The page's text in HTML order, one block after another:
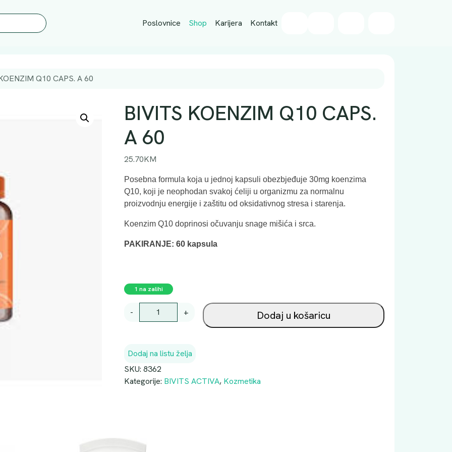
Poslovnice Shop Karijera Kontakt
Q10 CAPS. A 60
BIVITS KOENZIM Q10 CAPS.
A 60
25.70KM
Posebna formula koja u jednoj kapsuli obezbjeđuje 30mg koenzima
Q10, koji je neophodan svakoj ćeliji u organizmu za normalnu
proizvodnju energije i zaštitu od oksidativnog stresa i starenja.
Koenzim Q10 doprinosi očuvanju snage mišića i srca.
PAKIRANJE: 60 kapsula
1 na zalihi
-
T
S
K
I
+ Dodaj u košaricu
Dodaj na listu želja
SKU: 8362
Kategorije: BIVITS ACTIVA, Kozmetika